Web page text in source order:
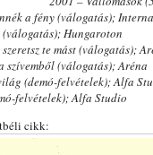
a fény (válogatás);
(válogatás); Hungaroton
te mást (válogatás);
szívemből (válogatás); Aréna
(demó-felvételek); Alfa
felvételek); Alfa Studio
cikk: